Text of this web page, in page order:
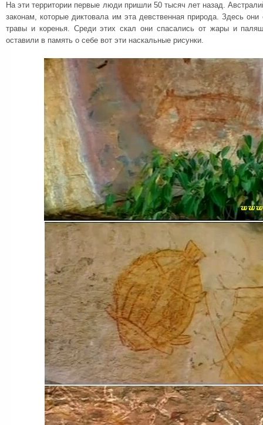
На эти территории первые люди пришли 50 тысяч лет назад.
законам, которые диктовала им эта девственная природа. Здесь
травы и коренья. Среди этих скал они спасались от жары и
оставили в память о себе вот эти наскальные рисунки.